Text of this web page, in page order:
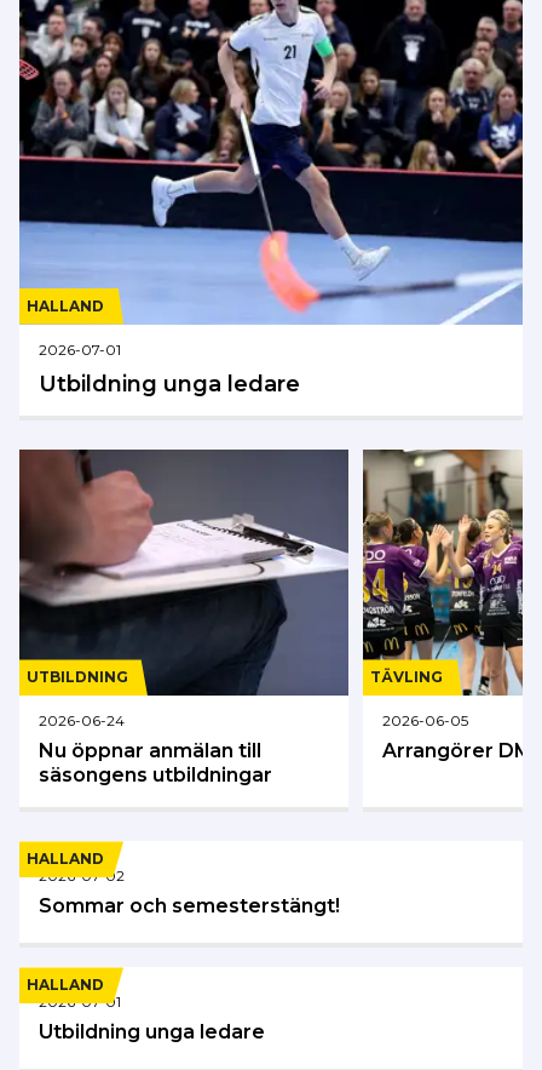
HALLAND
2026-07-01
Utbildning unga ledare
UTBILDNING
2026-06-24
Nu öppnar anmälan till
säsongens utbildningar
TÄVLING
2026-06-05
Arrangörer DM
HALLAND
2026-07-02
Sommar och semesterstängt!
HALLAND
2026-07-01
Utbildning unga ledare